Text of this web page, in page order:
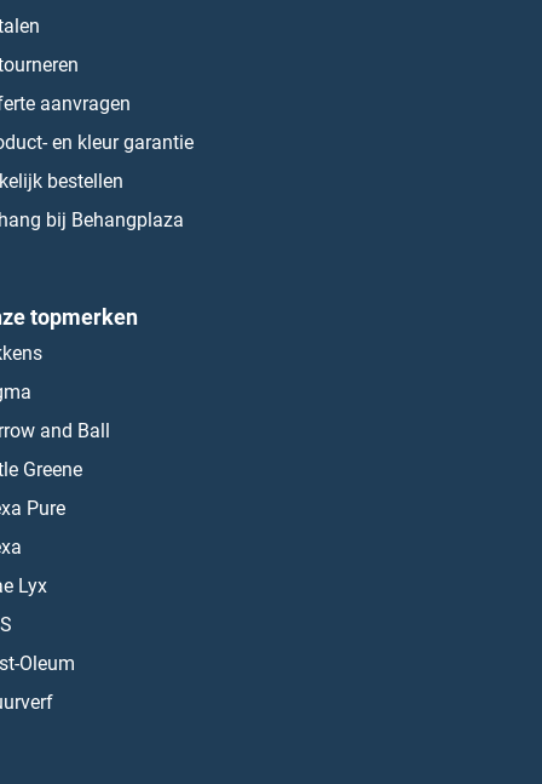
aanvragen
en kleur garantie
bestellen
bij Behangplaza
topmerken
and Ball
Greene
Pure
Lyx
Oleum